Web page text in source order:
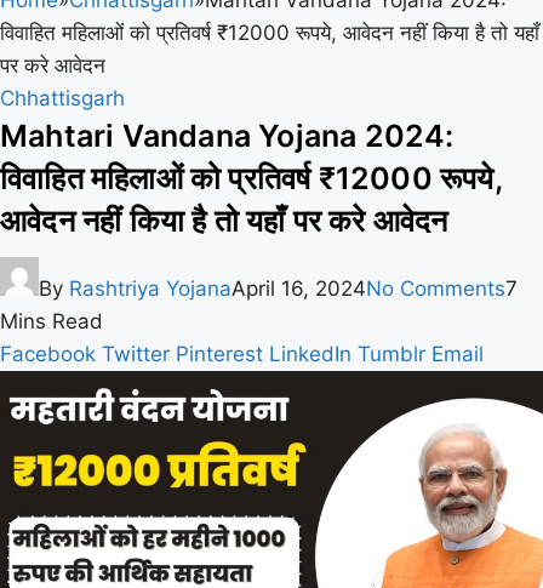
विवाहित महिलाओं को प्रतिवर्ष ₹12000 रूपये, आवेदन नहीं किया है तो यहाँ
पर करे आवेदन
Chhattisgarh
Mahtari Vandana Yojana 2024:
विवाहित महिलाओं को प्रतिवर्ष ₹12000 रूपये,
आवेदन नहीं किया है तो यहाँ पर करे आवेदन
By Rashtriya YojanaApril 16, 2024No Comments7
Mins Read
Facebook Twitter Pinterest LinkedIn Tumblr Email